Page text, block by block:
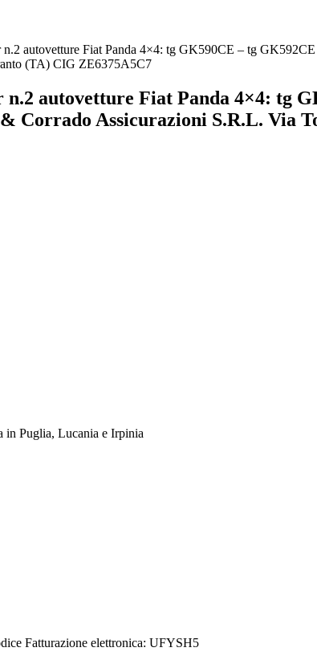
n.2 autovetture Fiat Panda 4×4: tg GK590CE – tg
(TA) CIG ZE6375A5C7
n.2 autovetture Fiat Panda 4×4: tg
Assicurazioni S.R.L. Via
in Puglia, Lucania e Irpinia
Fatturazione elettronica: UFYSH5